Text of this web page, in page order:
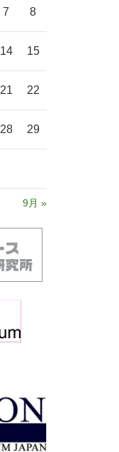
7 8
14 15
21 22
28 29
9月 »